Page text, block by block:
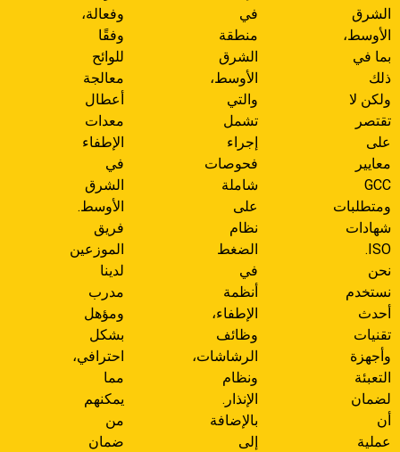
الشرق
الأوسط،
بما في
ذلك
ولكن لا
تقتصر
على
معايير
GCC
ومتطلبات
شهادات
ISO.
نحن
نستخدم
أحدث
تقنيات
وأجهزة
التعبئة
لضمان
أن
عملية
في
منطقة
الشرق
الأوسط،
والتي
تشمل
إجراء
فحوصات
شاملة
على
نظام
الضغط
في
أنظمة
الإطفاء،
وظائف
الرشاشات،
ونظام
الإنذار.
بالإضافة
إلى
وفعالة،
وفقًا
للوائح
معالجة
أعطال
معدات
الإطفاء
في
الشرق
الأوسط.
فريق
الموزعين
لدينا
مدرب
ومؤهل
بشكل
احترافي،
مما
يمكنهم
من
ضمان